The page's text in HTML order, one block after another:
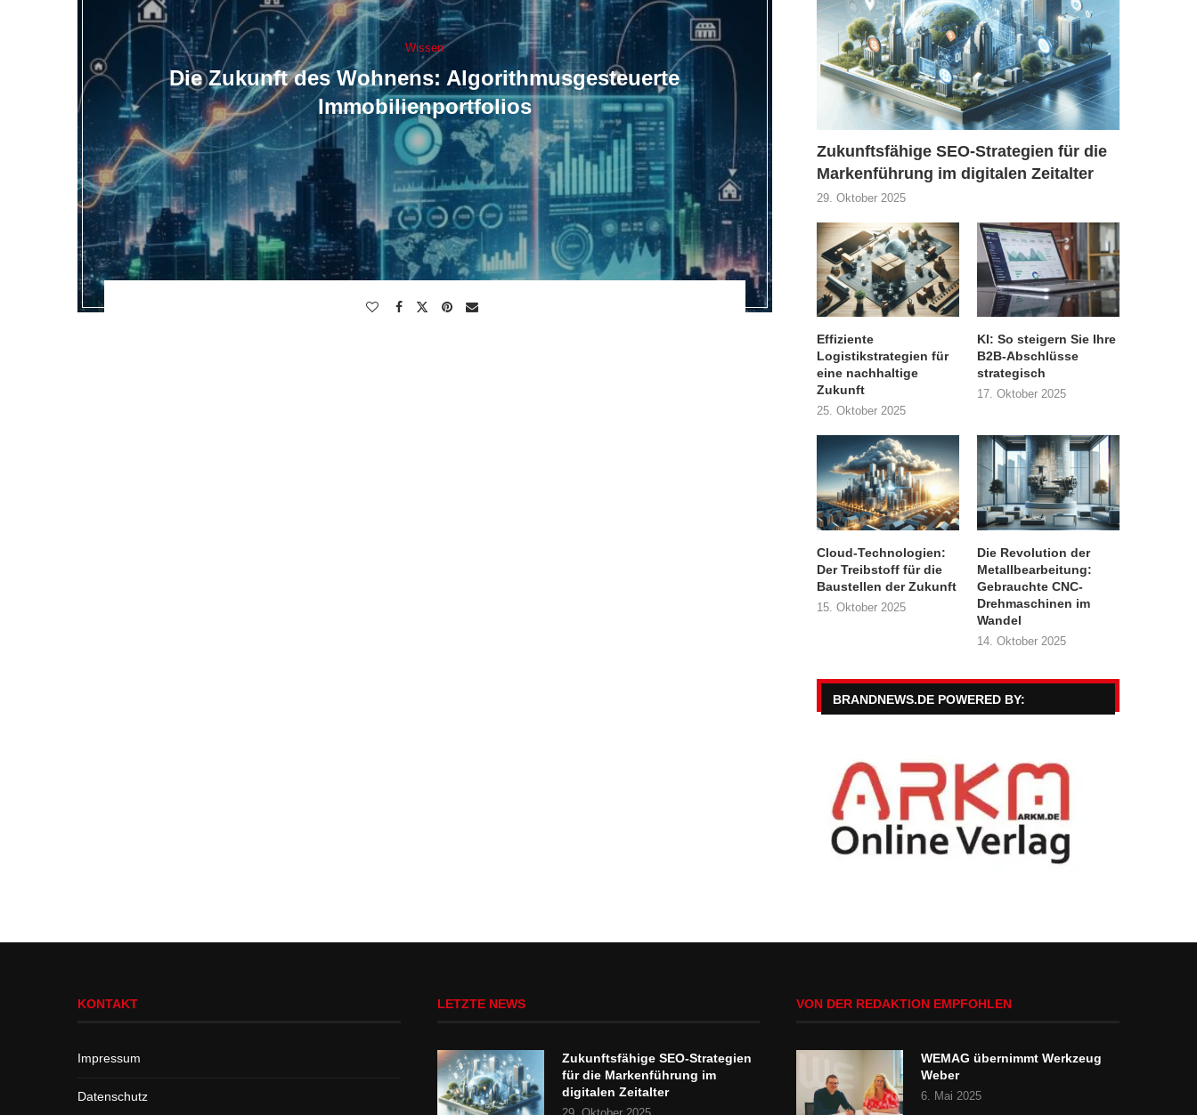
Wissen
Die Zukunft des Wohnens: Algorithmusgesteuerte
Immobilienportfolios
Zukunftsfähige SEO-Strategien für die
Markenführung im digitalen Zeitalter
29. Oktober 2025
Effiziente
Logistikstrategien für
eine nachhaltige
Zukunft
25. Oktober 2025
KI: So steigern Sie Ihre
B2B-Abschlüsse
strategisch
17. Oktober 2025
Cloud-Technologien:
Der Treibstoff für die
Baustellen der Zukunft
15. Oktober 2025
Die Revolution der
Metallbearbeitung:
Gebrauchte CNC-
Drehmaschinen im
Wandel
14. Oktober 2025
BRANDNEWS.DE POWERED BY:
KONTAKT
Impressum
Datenschutz
LETZTE NEWS
Zukunftsfähige SEO-Strategien
für die Markenführung im
digitalen Zeitalter
VON DER REDAKTION EMPFOHLEN
WEMAG übernimmt Werkzeug
Weber
6. Mai 2025